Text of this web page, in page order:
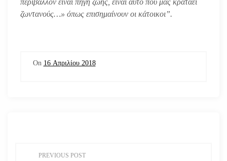
ζωντανούς…» όπως επισημαίνουν οι κάτοικοι”.
On 16 Απριλίου 2018
PREVIOUS POST